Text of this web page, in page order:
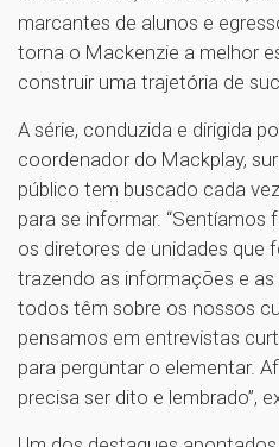
marcantes de alunos e
torna o Mackenzie a melhor
construir uma trajetória de
A série, conduzida e dirigida
coordenador do Mackplay,
público tem buscado cada
para se informar.
os diretores de unidades que
trazendo as informações e
todos têm sobre os nossos
pensamos em entrevistas
para perguntar o elementar.
precisa ser dito e lembrado”,